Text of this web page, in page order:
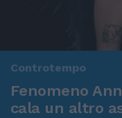
Controtempo
Fenomeno
cala un altro